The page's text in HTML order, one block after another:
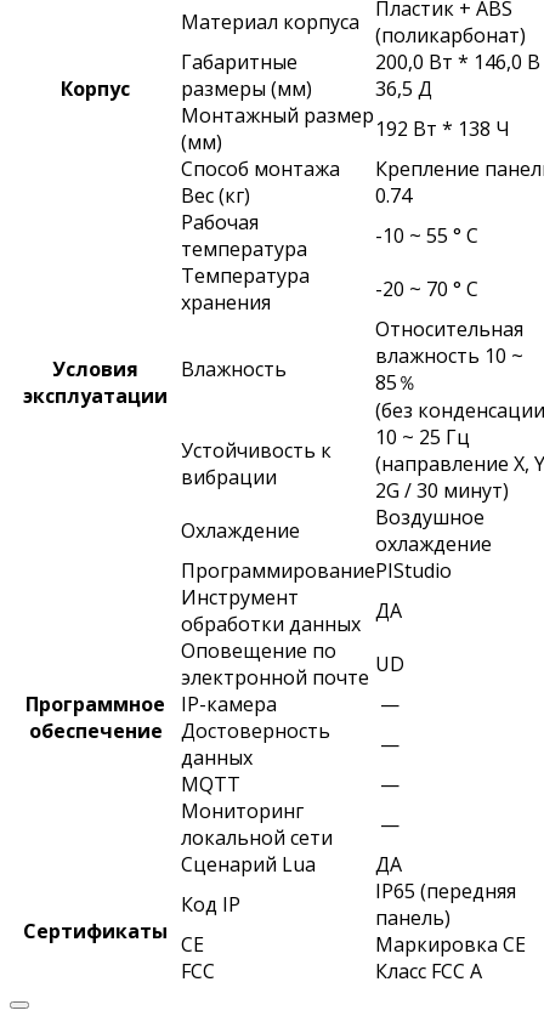
Корпус
Материал корпуса
Пластик + ABS
(поликарбонат)
Габаритные
размеры (мм)
200,0 Вт * 146,0
36,5 Д
Монтажный размер
(мм)
192 Вт * 138 Ч
Способ монтажа
Крепление
Вес (кг)
0.74
Условия
эксплуатации
Рабочая
температура
-10 ~ 55 ° C
Температура
хранения
-20 ~ 70 ° C
Влажность
Относительная
влажность 10 ~
85％
(без
Устойчивость к
вибрации
10 ~ 25 Гц
(направление X,
2G / 30 минут)
Охлаждение
Воздушное
охлаждение
Программное
обеспечение
ПрограммированиеPIStudio
Инструмент
обработки данных ДА
Оповещение по
электронной почте UD
IP-камера
—
Достоверность
данных
—
MQTT
—
Мониторинг
локальной сети
—
Сценарий Lua
ДА
Сертификаты
Код IP
IP65 (передняя
панель)
CE
Маркировка CE
FCC
Класс FCC A